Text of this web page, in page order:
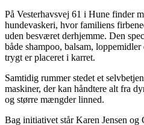
På Vesterhavsvej 61 i Hune finder
hundevaskeri, hvor familiens
uden besværet derhjemme. Den
både shampoo, balsam,
trygt er placeret i karret.
Samtidig rummer stedet et
maskiner, der kan håndtere alt fra
og større mængder linned.
Bag initiativet står Karen Jensen